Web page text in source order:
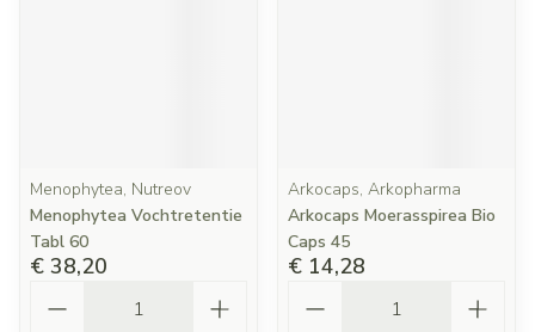
Menophytea, Nutreov
Menophytea Vochtretentie
Tabl 60
€ 38,20
Arkocaps, Arkopharma
Arkocaps Moerasspirea Bio
Caps 45
€ 14,28